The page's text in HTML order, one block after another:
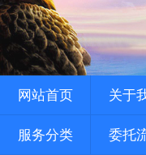
网站首页 关于
服务分类 委托